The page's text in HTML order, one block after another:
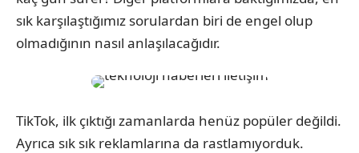
sık karşılaştığımız sorulardan biri de engel olup
olmadığının nasıl anlaşılacağıdır.
TikTok, ilk çıktığı zamanlarda henüz popüler değildi.
Ayrıca sık sık reklamlarına da rastlamıyorduk.